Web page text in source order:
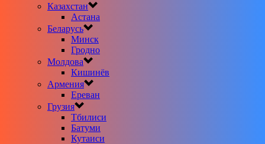
Казахстан
Астана
Беларусь
Минск
Гродно
Молдова
Кишинёв
Армения
Ереван
Грузия
Тбилиси
Батуми
Кутаиси